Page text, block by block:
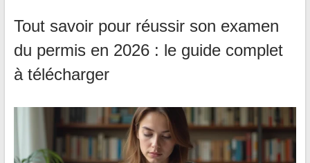
Tout savoir pour réussir son examen
du permis en 2026 : le guide complet
à télécharger